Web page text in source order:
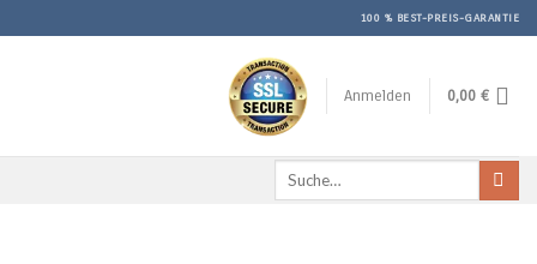
100 % BEST-PREIS-GARANTIE
Anmelden 0,00 €
Suche